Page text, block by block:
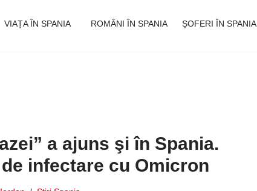
VIAȚA ÎN SPANIA ROMÂNI ÎN SPANIA ȘOFERI ÎN SPANIA
a ajuns şi în Spania.
de infectare cu Omicron